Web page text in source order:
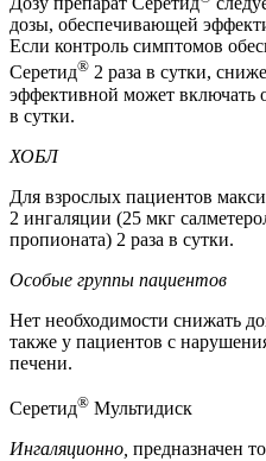
дозы, обеспечивающей
Если контроль симптомов
Серетид® 2 раза в сутки,
эффективной может включать
в сутки.
ХОБЛ
Для взрослых пациентов
2 ингаляции (25 мкг
пропионата) 2 раза в сутки.
Особые группы пациентов
Нет необходимости снижать
также у пациентов с
печени.
Серетид® Мультидиск
Ингаляционно, предназначен